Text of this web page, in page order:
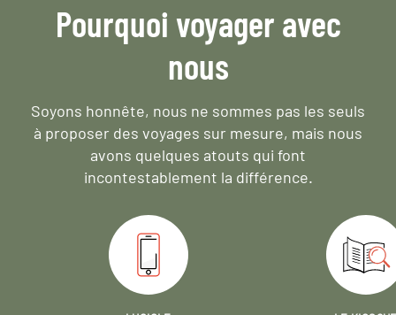
Pourquoi voyager avec
nous
Soyons honnête, nous ne sommes pas les seuls
à proposer des voyages sur mesure, mais nous
avons quelques atouts qui font
incontestablement la différence.